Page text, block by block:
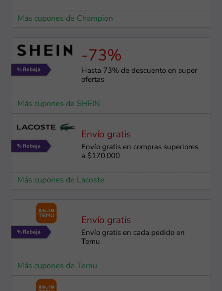
Más cupones de Champion
-73%
Hasta 73% de descuento en super
ofertas
Más cupones de SHEIN
Envío gratis
Envío gratis en compras superiores
a $170.000
Más cupones de Lacoste
Envío gratis
Envío gratis en cada pedido en
Temu
Más cupones de Temu